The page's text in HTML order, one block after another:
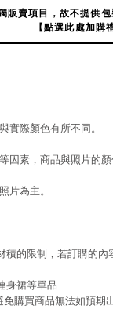
賣項目，故不提供包
【點選此處加購
際顏色有所不同。
因素，商品與照片的顏
片為主。
的限制，若訂購的內
身裙等單品
購買商品無法如預期出